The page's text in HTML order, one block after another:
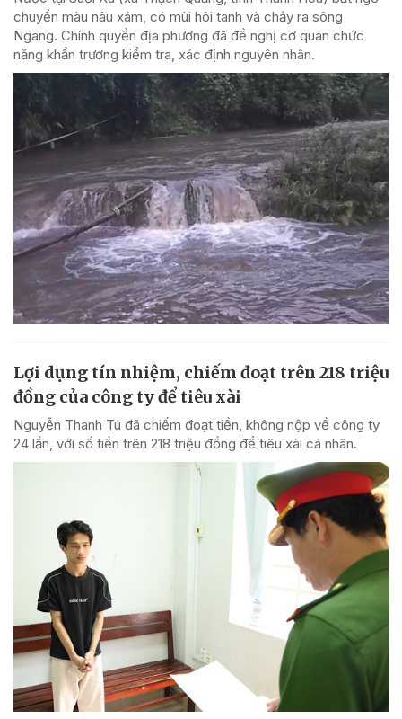
chuyển màu nâu xám, có mùi hôi tanh và chảy ra sông
Ngang. Chính quyền địa phương đã đề nghị cơ quan chức
năng khẩn trương kiểm tra, xác định nguyên nhân.
Lợi dụng tín nhiệm, chiếm đoạt trên 218 triệu
đồng của công ty để tiêu xài
Nguyễn Thanh Tú đã chiếm đoạt tiền, không nộp về công ty
24 lần, với số tiền trên 218 triệu đồng để tiêu xài cá nhân.